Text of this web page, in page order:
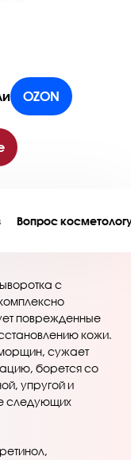
OZON
Вопрос
с
поврежденные
кожи.
сужает
борется со
упругой и
следующих